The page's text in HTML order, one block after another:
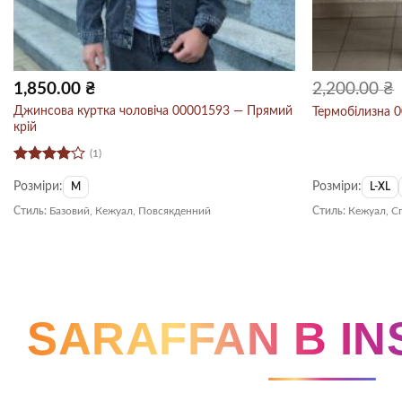
1,850.00 ₴
Джинсова куртка чоловіча 00001593 — Прямий
крій
в4з 5
(1)
Розміри: M
Стиль: Базовий, Кежуал, Повсякденний
2,200.00₴
Термобілизна
Розміри: L-XL
Стиль: Кежуал,
SARAFFAN В